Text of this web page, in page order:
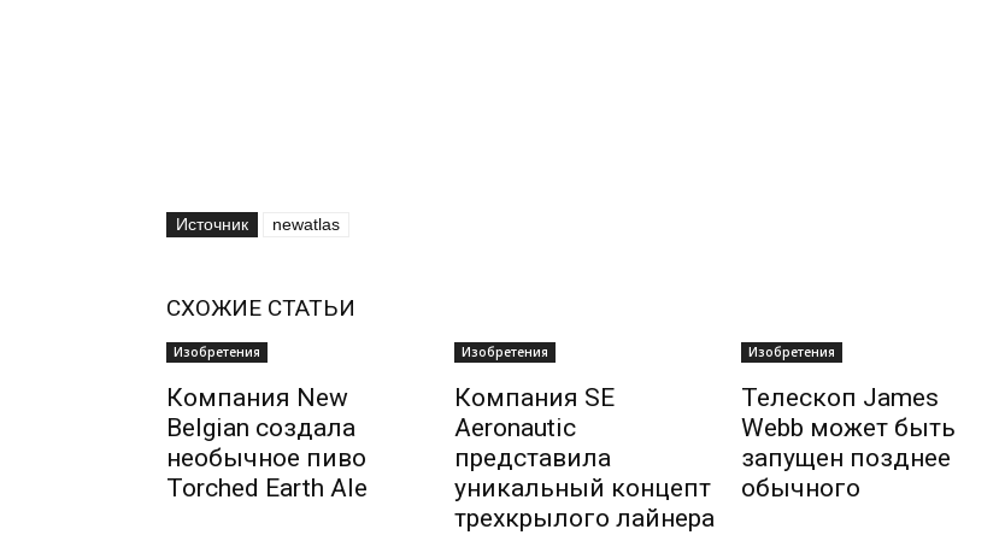
Источник newatlas
СХОЖИЕ СТАТЬИ
Изобретения
Компания New
Belgian создала
необычное пиво
Torched Earth Ale
Изобретения
Компания SE
Aeronautic
представила
уникальный концепт
трехкрылого лайнера
Изобретения
Телескоп James
Webb может быть
запущен позднее
обычного